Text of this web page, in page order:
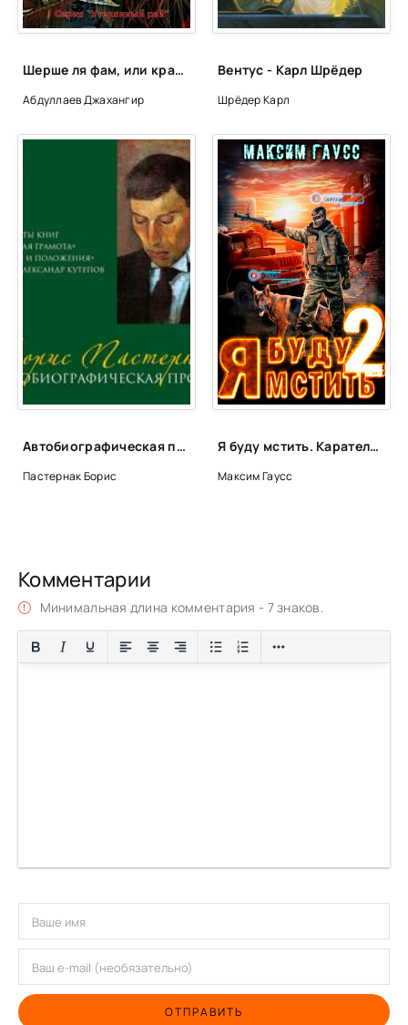
Шерше ля фам, или красные розы - Джангир
Абдуллаев Джахангир
Вентус - Карл Шрёдер
Шрёдер Карл
Автобиографическая проза - Борис Пастернак
Пастернак Борис
Я буду мстить. Каратель - Максим Гаусс (2)
Максим Гаусс
Комментарии
Минимальная длина комментария - 7 знаков.
ОТПРАВИТЬ